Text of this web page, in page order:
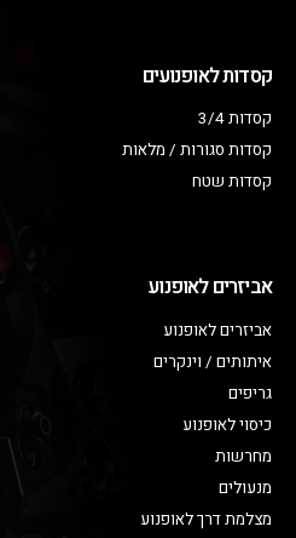
קסדות לאופנועים
קסדות 3/4
קסדות סגורות / מלאות
קסדות שטח
אביזרים לאופנוע
אביזרים לאופנוע
איתותים / וינקרים
גריפים
כיסוי לאופנוע
מחרשות
מנעולים
מצלמת דרך לאופנוע